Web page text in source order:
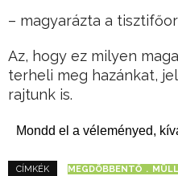
– magyarázta a
Az, hogy ez milyen
terheli meg hazánkat,
rajtunk is.
Mondd el a véleményed,
CÍMKÉK MEGDÖBBENTŐ